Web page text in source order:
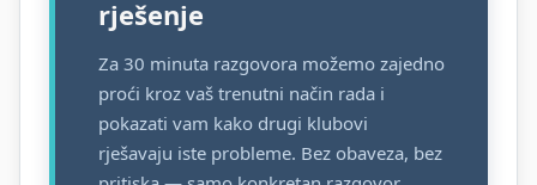
rješenje
Za 30 minuta razgovora možemo zajedno
proći kroz vaš trenutni način rada i
pokazati vam kako drugi klubovi
rješavaju iste probleme. Bez obaveza, bez